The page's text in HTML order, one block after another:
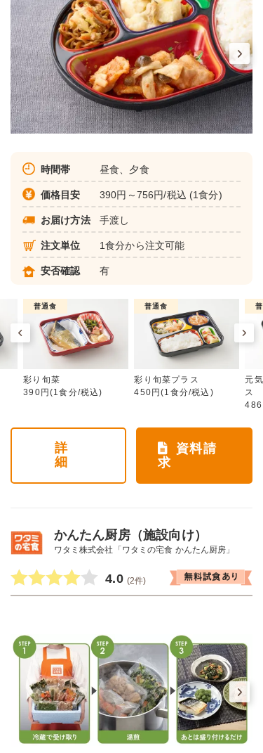
時間帯 昼食、夕食
価格目安 390円～756円/税込 (1食分)
お届け方法 手渡し
注文単位 1食分から注文可能
安否確認 有
普通食
彩り旬菜
390円(1食分/税込)
普通食
彩り旬菜プラス
450円(1食分/税込)
元
ス
詳
細
資料請
求
かんたん厨房（施設向け）
ワタミ株式会社「ワタミの宅食 かんたん厨房」
4.0 (2件)